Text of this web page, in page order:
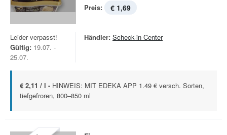
Preis: € 1,69
Leider verpasst!
Gültig: 19.07. -
25.07.
Händler: Scheck-in Center
€ 2,11 / l - HINWEIS: MIT EDEKA APP 1.49 € versch. Sorten,
tiefgefroren, 800–850 ml